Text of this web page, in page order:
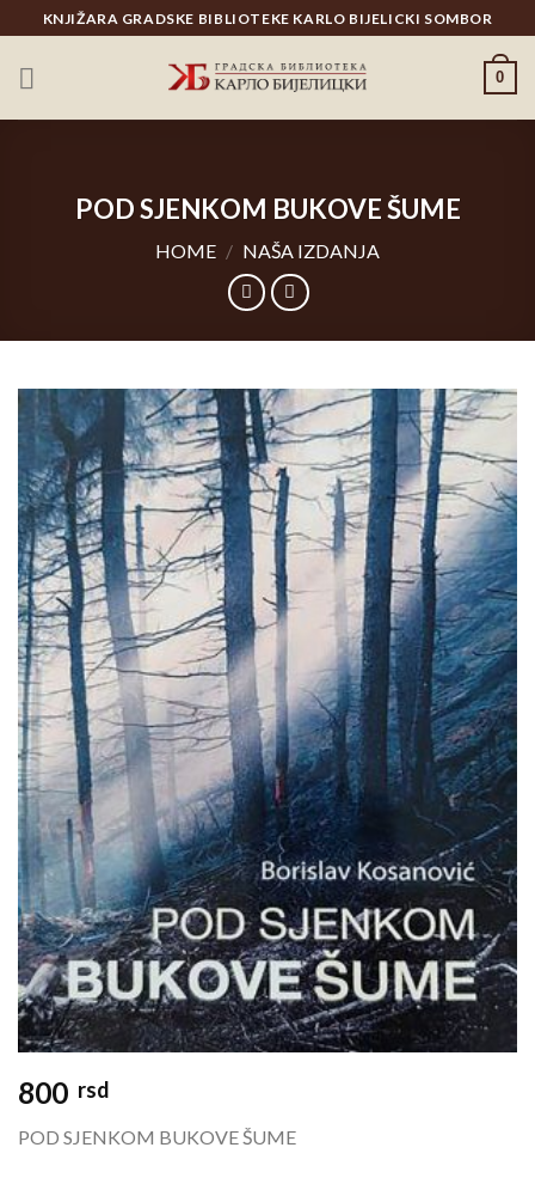
to
content
KNJIŽARA GRADSKE BIBLIOTEKE KARLO BIJELICKI SOMBOR
0
POD SJENKOM BUKOVE ŠUME
HOME / NAŠA IZDANJA
800 rsd
POD SJENKOM BUKOVE ŠUME